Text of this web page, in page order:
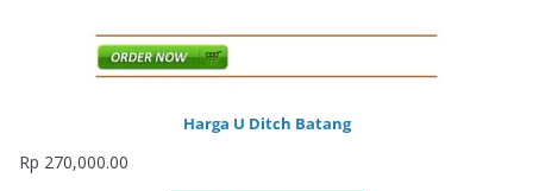
Harga U Ditch Batang
Rp 270,000.00